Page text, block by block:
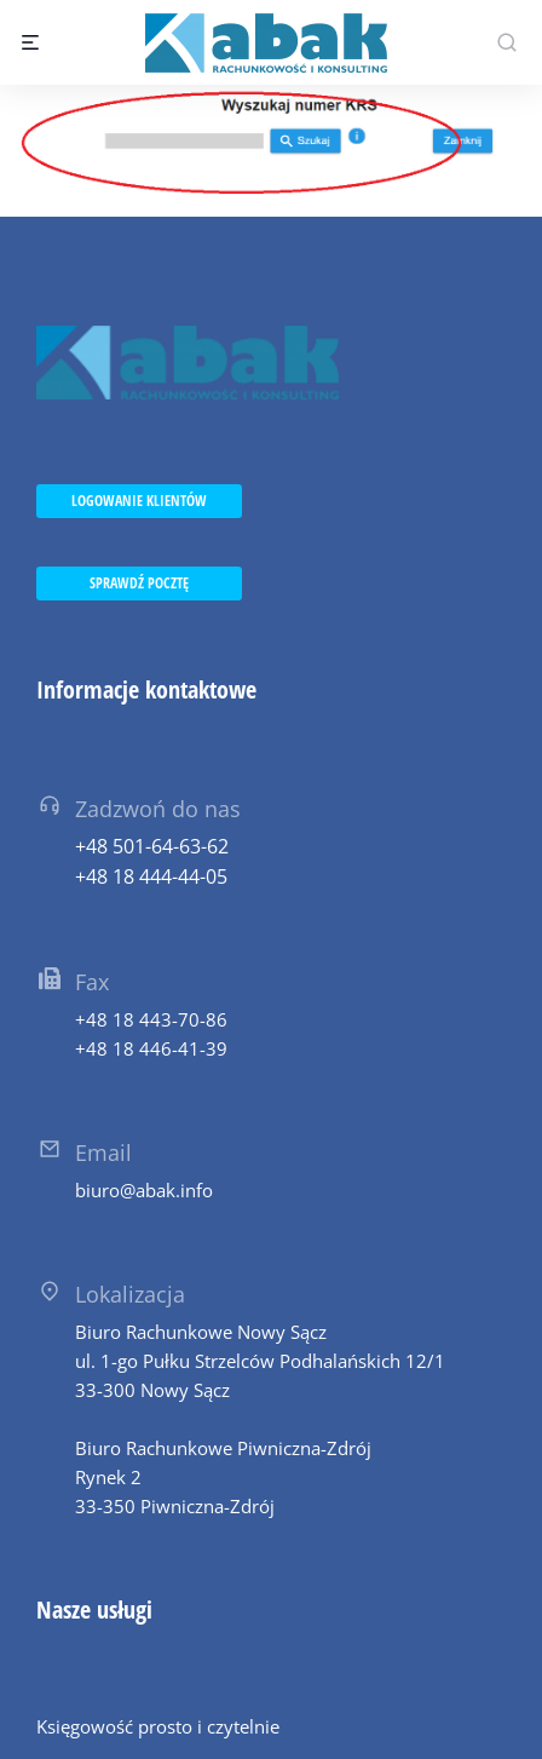
LOGOWANIE KLIENTÓW
SPRAWDŹ POCZTĘ
Informacje kontaktowe
Zadzwoń do nas
+48 501-64-63-62
+48 18 444-44-05
Fax
+48 18 443-70-86
+48 18 446-41-39
Email
biuro@abak.info
Lokalizacja
Biuro Rachunkowe Nowy Sącz
ul. 1-go Pułku Strzelców Podhalańskich 12/1
33-300 Nowy Sącz
Biuro Rachunkowe Piwniczna-Zdrój
Rynek 2
33-350 Piwniczna-Zdrój
Nasze usługi
Księgowość prosto i czytelnie